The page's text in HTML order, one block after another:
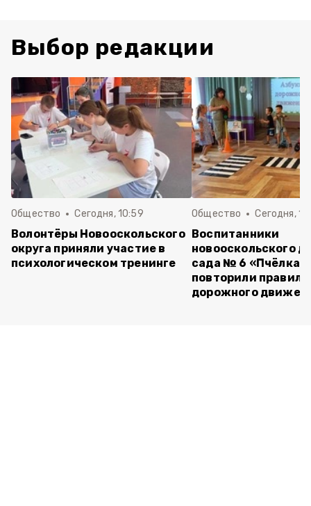
Выбор редакции
Общество Сегодня, 10:59
Волонтёры Новооскольского
округа приняли участие в
психологическом тренинге
Общество Сегодня,
Воспитанники
новооскольского
сада № 6 «Пчёлка»
повторили правила
дорожного